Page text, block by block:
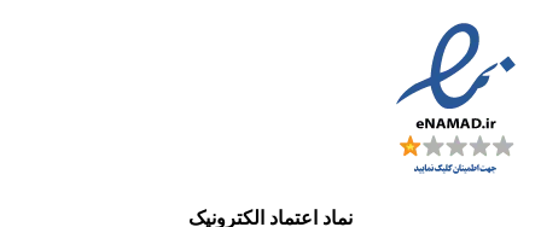
نماد اعتماد الکترونیک